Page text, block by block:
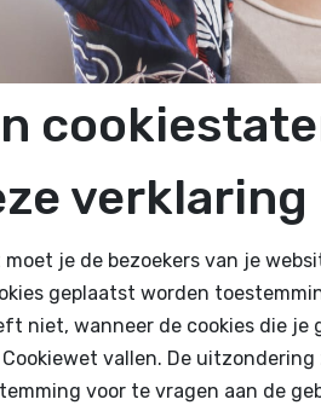
je de bezoekers van je
geplaatst worden
niet, wanneer de cookies die je
vallen. De
voor te vragen aan de